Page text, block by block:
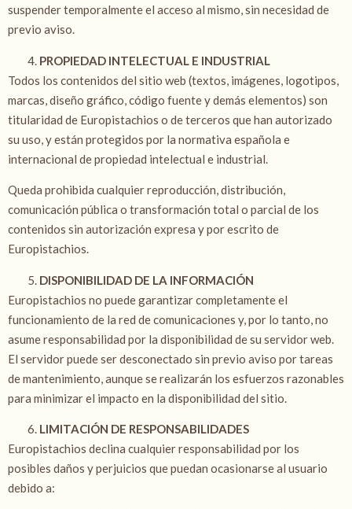
suspender temporalmente el acceso al mismo, sin necesidad de
previo aviso.
PROPIEDAD INTELECTUAL E INDUSTRIAL
Todos los contenidos del sitio web (textos, imágenes, logotipos,
marcas, diseño gráfico, código fuente y demás elementos) son
titularidad de Europistachios o de terceros que han autorizado
su uso, y están protegidos por la normativa española e
internacional de propiedad intelectual e industrial.
Queda prohibida cualquier reproducción, distribución,
comunicación pública o transformación total o parcial de los
contenidos sin autorización expresa y por escrito de
Europistachios.
DISPONIBILIDAD DE LA INFORMACIÓN
Europistachios no puede garantizar completamente el
funcionamiento de la red de comunicaciones y, por lo tanto, no
asume responsabilidad por la disponibilidad de su servidor web.
El servidor puede ser desconectado sin previo aviso por tareas
de mantenimiento, aunque se realizarán los esfuerzos razonables
para minimizar el impacto en la disponibilidad del sitio.
LIMITACIÓN DE RESPONSABILIDADES
Europistachios declina cualquier responsabilidad por los
posibles daños y perjuicios que puedan ocasionarse al usuario
debido a: